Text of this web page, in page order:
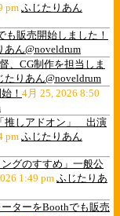
pmふじたりあん
も販売開始しました！
あん@noveldrum
、CG制作を担当しま
たりあん@noveldrum
！ 4月 25, 2026 8:50
推しアドオン」 出演
pmふじたりあん
グのすすめ」一般公
1:49 pm ふじたりあ
ターをBoothでも販売